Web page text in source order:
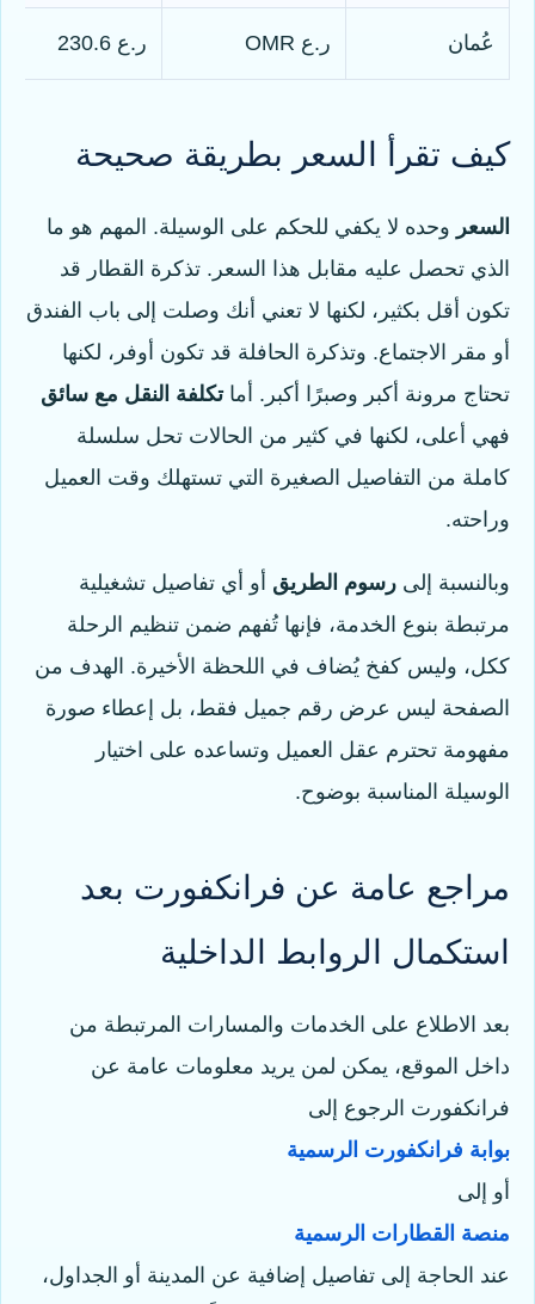
عُمان ر.ع OMR ر.ع 230.6
كيف تقرأ السعر بطريقة صحيحة
السعر وحده لا يكفي للحكم على الوسيلة. المهم هو ما
الذي تحصل عليه مقابل هذا السعر. تذكرة القطار قد
تكون أقل بكثير، لكنها لا تعني أنك وصلت إلى باب الفندق
أو مقر الاجتماع. وتذكرة الحافلة قد تكون أوفر، لكنها
تحتاج مرونة أكبر وصبرًا أكبر. أماتكلفة النقل مع سائق
فهي أعلى، لكنها في كثير من الحالات تحل سلسلة
كاملة من التفاصيل الصغيرة التي تستهلك وقت العميل
وراحته.
وبالنسبة إلى رسوم الطريق أو أي تفاصيل تشغيلية
مرتبطة بنوع الخدمة، فإنها تُفهم ضمن تنظيم الرحلة
ككل، وليس كفخ يُضاف في اللحظة الأخيرة. الهدف من
الصفحة ليس عرض رقم جميل فقط، بل إعطاء صورة
مفهومة تحترم عقل العميل وتساعده على اختيار
الوسيلة المناسبة بوضوح.
مراجع عامة عن فرانكفورت بعد
استكمال الروابط الداخلية
بعد الاطلاع على الخدمات والمسارات المرتبطة من
داخل الموقع، يمكن لمن يريد معلومات عامة عن
فرانكفورت الرجوع إلى
بوابة فرانكفورت الرسمية
أو إلى
منصة القطارات الرسمية
عند الحاجة إلى تفاصيل إضافية عن المدينة أو الجداول،